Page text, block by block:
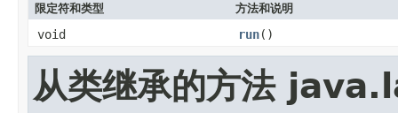
限定符和类型 方法和说明
void run()
从类继承的方法